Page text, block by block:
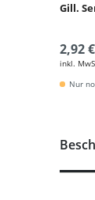
Gill.
2,92 €
inkl.
Nur